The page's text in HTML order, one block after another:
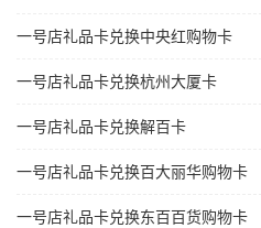
一号店礼品卡兑换中央红购物卡
一号店礼品卡兑换杭州大厦卡
一号店礼品卡兑换解百卡
一号店礼品卡兑换百大丽华购物卡
一号店礼品卡兑换东百百货购物卡